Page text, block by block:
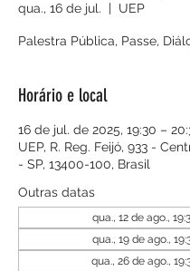
qua., 16 de jul.
  |
UEP
Palestra Pública, Passe,
Horário e local
16 de jul. de 2025, 19:30 –
UEP, R. Reg. Feijó, 933 -
- SP, 13400-100, Brasil
Outras datas
qua., 12 de ago.,
qua., 19 de ago.,
qua., 26 de ago.,